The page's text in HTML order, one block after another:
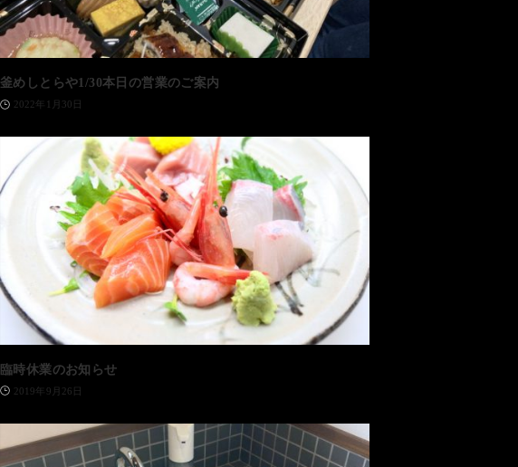
釜めしとらや1/30本日の営業のご案内
2022年1月30日
臨時休業のお知らせ
2019年9月26日